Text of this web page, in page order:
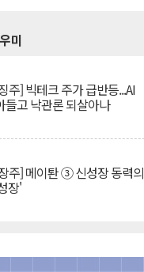
미
주] 빅테크 주가 급반등...AI
들고 낙관론 되살아나
주] 메이퇀 ③ 신성장 동력의
장'